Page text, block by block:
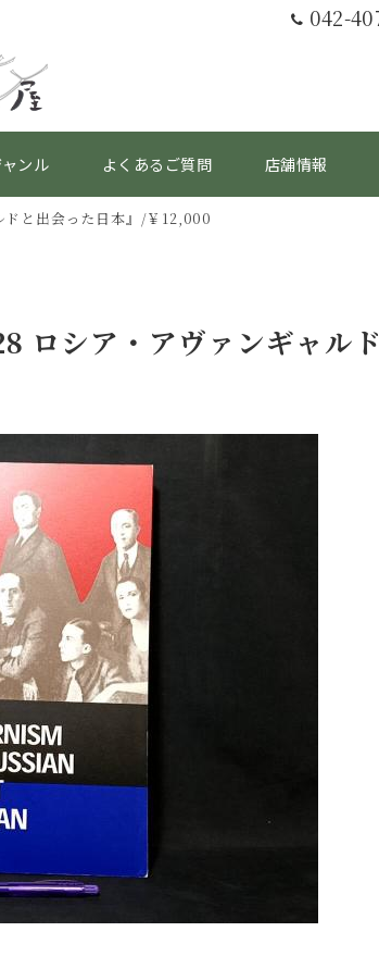
042-
ンル よくあるご質問 店舗情報
ドと出会った日本』/￥12,000
ロシア・アヴァンギャル